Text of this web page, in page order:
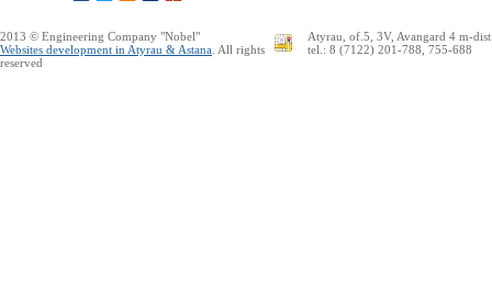
2013 © Engineering Company "Nobel"
Websites development in Atyrau & Astana . All rights
reserved
Atyrau, of.5, 3V, Avangard 4 m-
tel.: 8 (7122) 201-788, 755-688